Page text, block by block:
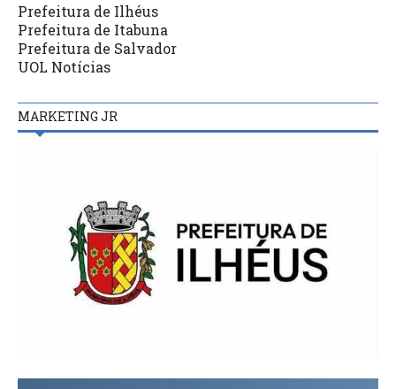
Prefeitura de Ilhéus
Prefeitura de Itabuna
Prefeitura de Salvador
UOL Notícias
MARKETING JR